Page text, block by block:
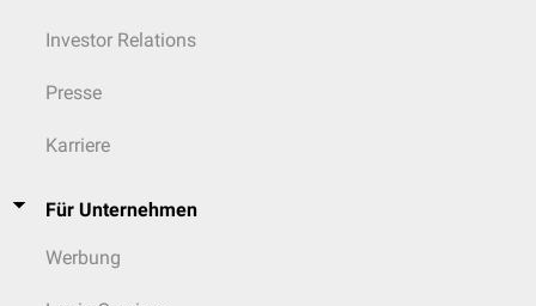
Investor Relations
Presse
Karriere
Für Unternehmen
Werbung